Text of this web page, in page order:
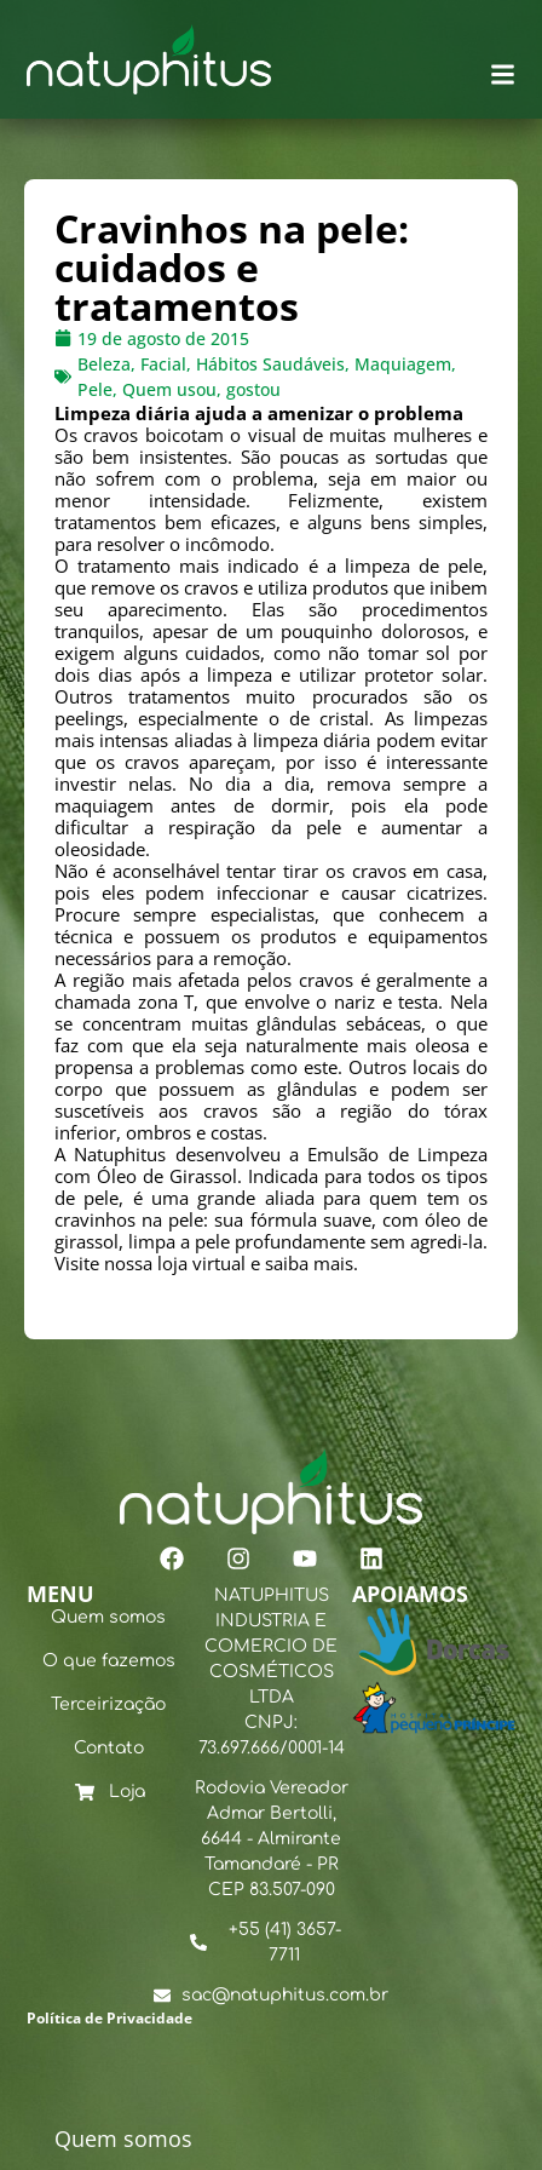
Cravinhos na pele:
cuidados e
tratamentos
19 de agosto de 2015
Beleza, Facial, Hábitos Saudáveis, Maquiagem,
Pele, Quem usou, gostou
Limpeza diária ajuda a amenizar o problema
Os cravos boicotam o visual de muitas mulheres e
são bem insistentes. São poucas as sortudas que
não sofrem com o problema, seja em maior ou
menor intensidade. Felizmente, existem
tratamentos bem eficazes, e alguns bens simples,
para resolver o incômodo.
O tratamento mais indicado é a limpeza de pele,
que remove os cravos e utiliza produtos que inibem
seu aparecimento. Elas são procedimentos
tranquilos, apesar de um pouquinho dolorosos, e
exigem alguns cuidados, como não tomar sol por
dois dias após a limpeza e utilizar protetor solar.
Outros tratamentos muito procurados são os
peelings, especialmente o de cristal. As limpezas
mais intensas aliadas à limpeza diária podem evitar
que os cravos apareçam, por isso é interessante
investir nelas. No dia a dia, remova sempre a
maquiagem antes de dormir, pois ela pode
dificultar a respiração da pele e aumentar a
oleosidade.
Não é aconselhável tentar tirar os cravos em casa,
pois eles podem infeccionar e causar cicatrizes.
Procure sempre especialistas, que conhecem a
técnica e possuem os produtos e equipamentos
necessários para a remoção.
A região mais afetada pelos cravos é geralmente a
chamada zona T, que envolve o nariz e testa. Nela
se concentram muitas glândulas sebáceas, o que
faz com que ela seja naturalmente mais oleosa e
propensa a problemas como este. Outros locais do
corpo que possuem as glândulas e podem ser
suscetíveis aos cravos são a região do tórax
inferior, ombros e costas.
A Natuphitus desenvolveu a Emulsão de Limpeza
com Óleo de Girassol. Indicada para todos os tipos
de pele, é uma grande aliada para quem tem os
cravinhos na pele: sua fórmula suave, com óleo de
girassol, limpa a pele profundamente sem agredi-la.
Visite nossa loja virtual e saiba mais.
MENU
Quem somos
O que fazemos
Terceirização
Contato
Loja
NATUPHITUS
INDUSTRIA E
COMERCIO DE
COSMÉTICOS
LTDA
CNPJ:
73.697.666/0001-14
Rodovia Vereador
Admar Bertolli,
6644 - Almirante
Tamandaré - PR
CEP 83.507-090
+55 (41) 3657-
7711
sac@natuphitus.com.br
APOIAMOS
Política de Privacidade
Quem somos